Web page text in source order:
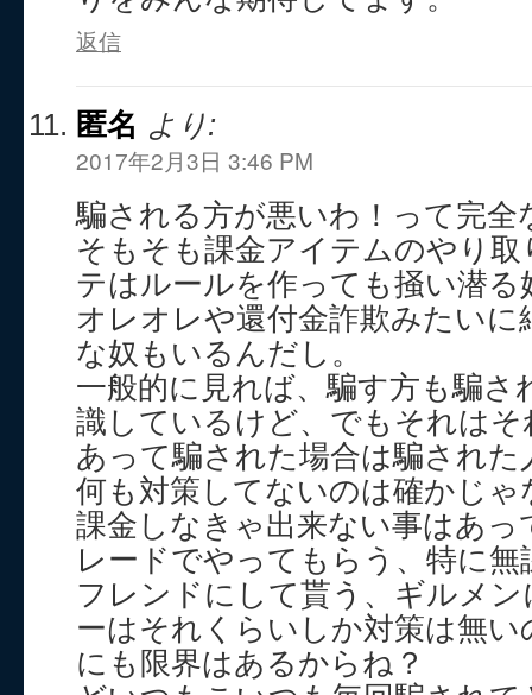
返信
匿名 より:
2017年2月3日 3:46 PM
騙される方が悪いわ！って完全
そもそも課金アイテムのやり
テはルールを作っても掻い潜
オレオレや還付金詐欺みたい
な奴もいるんだし。
一般的に見れば、騙す方も騙さ
識しているけど、でもそれは
あって騙された場合は騙され
何も対策してないのは確かじゃ
課金しなきゃ出来ない事はあ
レードでやってもらう、特に無
フレンドにして貰う、ギルメ
ーはそれくらいしか対策は無
にも限界はあるからね？